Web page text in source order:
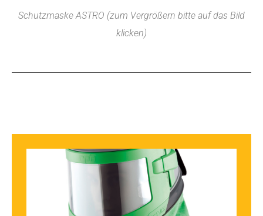
Schutzmaske ASTRO (zum Vergrößern bitte auf das Bild
klicken)